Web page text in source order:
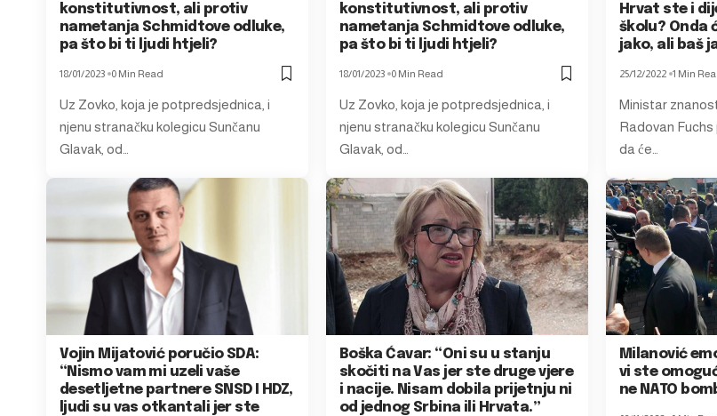
konstitutivnost, ali protiv
nametanja Schmidtove odluke,
pa što bi ti ljudi htjeli?
18/01/2023 0 Min Read
Uz Zovko, koja je potpredsjednica, i
njenu stranačku kolegicu Sunčanu
Glavak, od…
konstitutivnost, ali protiv
nametanja Schmidtove odluke,
pa što bi ti ljudi htjeli?
18/01/2023 0 Min Read
Uz Zovko, koja je potpredsjednica, i
njenu stranačku kolegicu Sunčanu
Glavak, od…
Hrvat ste i
školu? Onda
jako, ali baš
25/12/2022 1 Min
Ministar
Radovan
da će…
Vojin Mijatović poručio SDA:
“Nismo vam mi uzeli vaše
desetljetne partnere SNSD I HDZ,
ljudi su vas otkantali jer ste
Boška Ćavar: “Oni su u stanju
skočiti na Vas jer ste druge vjere
i nacije. Nisam dobila prijetnju ni
od jednog Srbina ili Hrvata.”
Milanović
vi ste
ne NATO